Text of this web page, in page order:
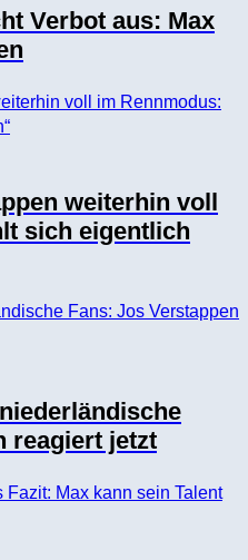
Verbot aus: Max
weiterhin voll
sich eigentlich
reagiert jetzt